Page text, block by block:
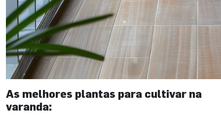
As melhores plantas para cultivar na
varanda: